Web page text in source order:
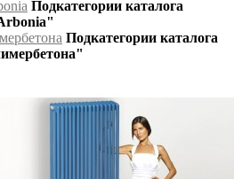
Подкатегории каталога
Подкатегории каталога